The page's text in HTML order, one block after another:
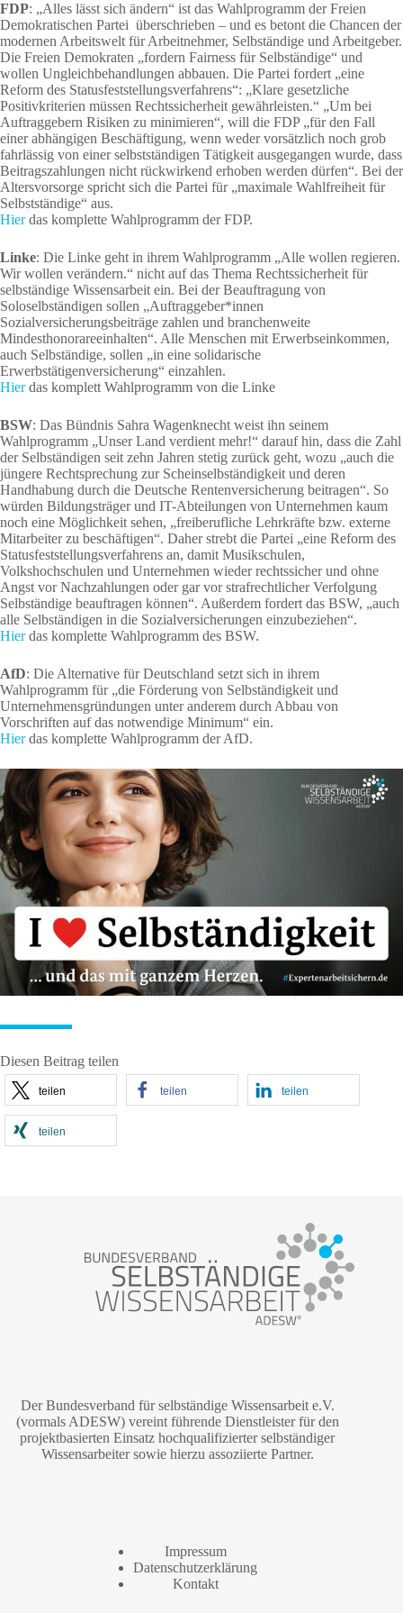
FDP: „Alles lässt sich ändern“ ist das Wahlprogramm der Freien
Demokratischen Partei überschrieben – und es betont die Chancen der
modernen Arbeitswelt für Arbeitnehmer, Selbständige und Arbeitgeber.
Die Freien Demokraten „fordern Fairness für Selbständige“ und
wollen Ungleichbehandlungen abbauen. Die Partei fordert „eine
Reform des Statusfeststellungsverfahrens“: „Klare gesetzliche
Positivkriterien müssen Rechtssicherheit gewährleisten.“ „Um bei
Auftraggebern Risiken zu minimieren“, will die FDP „für den Fall
einer abhängigen Beschäftigung, wenn weder vorsätzlich noch grob
fahrlässig von einer selbstständigen Tätigkeit ausgegangen wurde, dass
Beitragszahlungen nicht rückwirkend erhoben werden dürfen“. Bei der
Altersvorsorge spricht sich die Partei für „maximale Wahlfreiheit für
Selbstständige“ aus.
Hierdas komplette Wahlprogramm der FDP.
Linke: Die Linke geht in ihrem Wahlprogramm „Alle wollen regieren.
Wir wollen verändern.“ nicht auf das Thema Rechtssicherheit für
selbständige Wissensarbeit ein. Bei der Beauftragung von
Soloselbständigen sollen „Auftraggeber*innen
Sozialversicherungsbeiträge zahlen und branchenweite
Mindesthonorareeinhalten“. Alle Menschen mit Erwerbseinkommen,
auch Selbständige, sollen „in eine solidarische
Erwerbstätigenversicherung“ einzahlen.
Hierdas komplett Wahlprogramm von die Linke
BSW: Das Bündnis Sahra Wagenknecht weist ihn seinem
Wahlprogramm „Unser Land verdient mehr!“ darauf hin, dass die Zahl
der Selbständigen seit zehn Jahren stetig zurück geht, wozu „auch die
jüngere Rechtsprechung zur Scheinselbständigkeit und deren
Handhabung durch die Deutsche Rentenversicherung beitragen“. So
würden Bildungsträger und IT-Abteilungen von Unternehmen kaum
noch eine Möglichkeit sehen, „freiberufliche Lehrkräfte bzw. externe
Mitarbeiter zu beschäftigen“. Daher strebt die Partei „eine Reform des
Statusfeststellungsverfahrens an, damit Musikschulen,
Volkshochschulen und Unternehmen wieder rechtssicher und ohne
Angst vor Nachzahlungen oder gar vor strafrechtlicher Verfolgung
Selbständige beauftragen können“. Außerdem fordert das BSW, „auch
alle Selbständigen in die Sozialversicherungen einzubeziehen“.
Hierdas komplette Wahlprogramm des BSW.
AfD: Die Alternative für Deutschland setzt sich in ihrem
Wahlprogramm für „die Förderung von Selbständigkeit und
Unternehmensgründungen unter anderem durch Abbau von
Vorschriften auf das notwendige Minimum“ ein.
Hierdas komplette Wahlprogramm der AfD.
Diesen Beitrag teilen
teilen teilen teilen
teilen
Der Bundesverband für selbständige Wissensarbeit e.V.
(vormals ADESW) vereint führende Dienstleister für den
projektbasierten Einsatz hochqualifizierter selbständiger
Wissensarbeiter sowie hierzu assoziierte Partner.
Impressum
Datenschutzerklärung
Kontakt